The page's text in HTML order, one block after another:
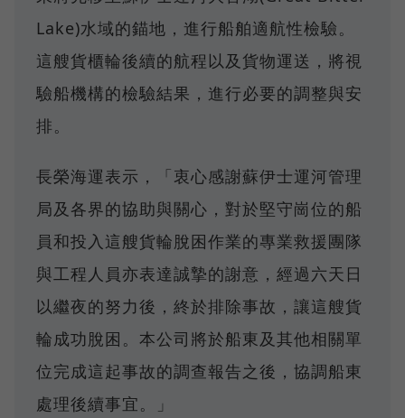
Lake)水域的錨地，進行船舶適航性檢驗。
這艘貨櫃輪後續的航程以及貨物運送，將視
驗船機構的檢驗結果，進行必要的調整與安
排。
長榮海運表示，「衷心感謝蘇伊士運河管理
局及各界的協助與關心，對於堅守崗位的船
員和投入這艘貨輪脫困作業的專業救援團隊
與工程人員亦表達誠摯的謝意，經過六天日
以繼夜的努力後，終於排除事故，讓這艘貨
輪成功脫困。本公司將於船東及其他相關單
位完成這起事故的調查報告之後，協調船東
處理後續事宜。」